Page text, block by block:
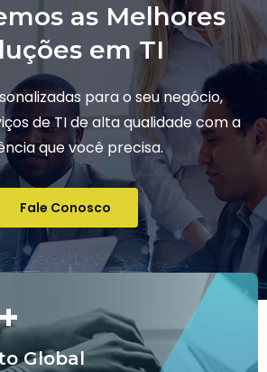
as Melhores
em TI
para o seu negócio,
de TI de alta qualidade com a
que você precisa.
Fale Conosco
Global